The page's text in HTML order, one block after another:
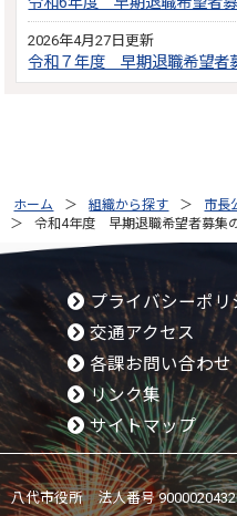
2026年4月27日更新
令和７年度 早期退職希望者
ホーム 組織から探す 市長
令和4年度 早期退職希望者募集
プライバシーポリ
交通アクセス
各課お問い合わせ
リンク集
サイトマップ
八代市役所 法人番号